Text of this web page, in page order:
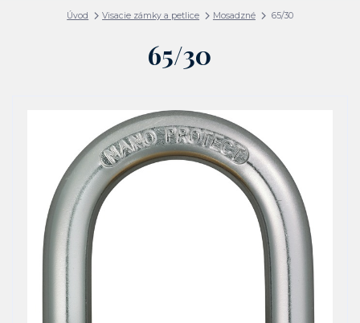
Úvod Visacie zámky a petlice Mosadzné 65/30
65/30